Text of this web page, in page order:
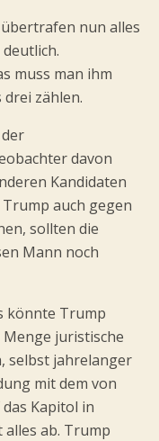
nun alles
muss man ihm
drei zählen.
davon
Kandidaten
auch gegen
sollten die
Mann noch
könnte Trump
juristische
selbst jahrelanger
mit dem von
Kapitol in
ab. Trump